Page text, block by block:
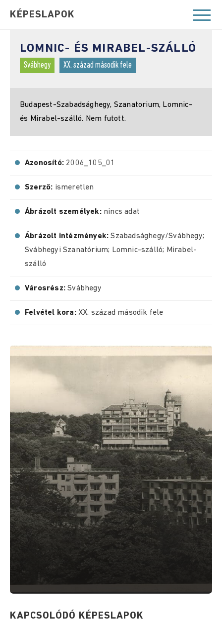
KÉPESLAPOK
LOMNIC- ÉS MIRABEL-SZÁLLÓ
Svábhegy XX. század második fele
Budapest-Szabadsághegy, Szanatorium, Lomnic-
és Mirabel-szálló. Nem futott.
Azonosító: 2006_105_01
Szerző: ismeretlen
Ábrázolt személyek: nincs adat
Ábrázolt intézmények:Szabadsághegy/Svábhegy;
Svábhegyi Szanatórium; Lomnic-szálló; Mirabel-
szálló
Városrész:Svábhegy
Felvétel kora: XX. század második fele
KAPCSOLÓDÓ KÉPESLAPOK